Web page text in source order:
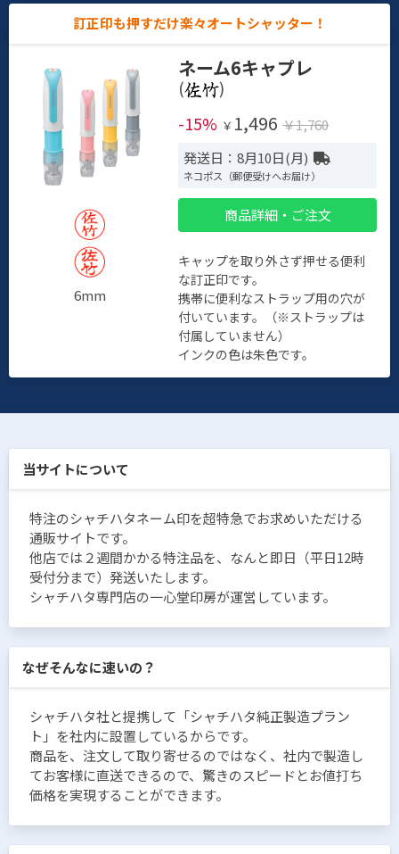
訂正印も押すだけ楽々オートシャッター！
6mm
ネーム6キャプレ
(
)
-15% ￥ 1,496 ￥1,760
発送日：8月10日(月)
ネコポス（郵便受けへお届け）
商品詳細・ご注文
キャップを取り外さず押せる便利
な訂正印です。
携帯に便利なストラップ用の穴が
付いています。（※ストラップは
付属していません）
インクの色は朱色です。
当サイトについて
特注のシャチハタネーム印を超特急でお求めいただける
通販サイトです。
他店では２週間かかる特注品を、なんと即日（平日12時
受付分まで）発送いたします。
シャチハタ専門店の一心堂印房が運営しています。
なぜそんなに速いの？
シャチハタ社と提携して「シャチハタ純正製造プラン
ト」を社内に設置しているからです。
商品を、注文して取り寄せるのではなく、社内で製造し
てお客様に直送できるので、驚きのスピードとお値打ち
価格を実現することができます。